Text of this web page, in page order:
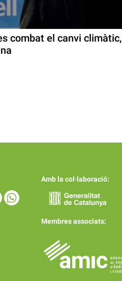
combat el canvi climàtic,
Amb la col·laboració:
Membres associats: